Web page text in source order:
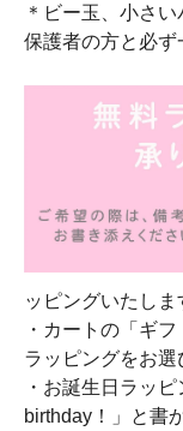
＊ビー玉、小さ
保護者の方と必ず
ッピングいたしま
・カートの「ギ
ラッピングをお選
・お誕生日ラッ
birthday！」と書